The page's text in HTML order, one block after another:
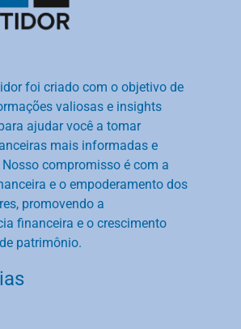
foi criado com o objetivo de
valiosas e insights
ajudar você a tomar
mais informadas e
compromisso é com a
e o empoderamento dos
promovendo a
financeira e o crescimento
patrimônio.